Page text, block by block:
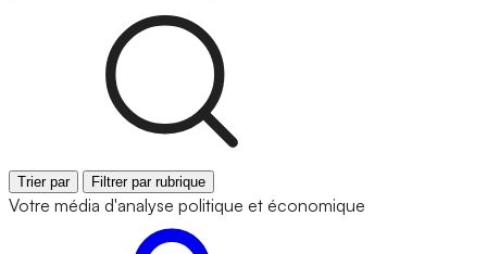
Trier par Filtrer par rubrique
Votre média d'analyse politique et économique